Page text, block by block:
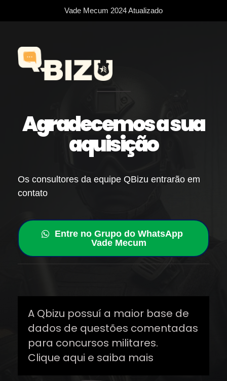
Vade Mecum 2024 Atualizado
Agradecemos a sua
aquisição
Os consultores da equipe QBizu entrarão em
contato
Entre no Grupo do WhatsApp
Vade Mecum
A Qbizu possuí a maior base de
dados de questões comentadas
para concursos militares.
Clique aqui e saiba mais